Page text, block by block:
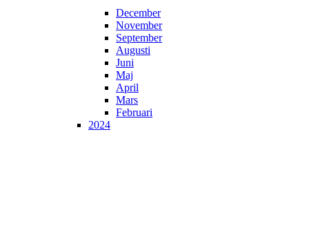
December
November
September
Augusti
Juni
Maj
April
Mars
Februari
2024